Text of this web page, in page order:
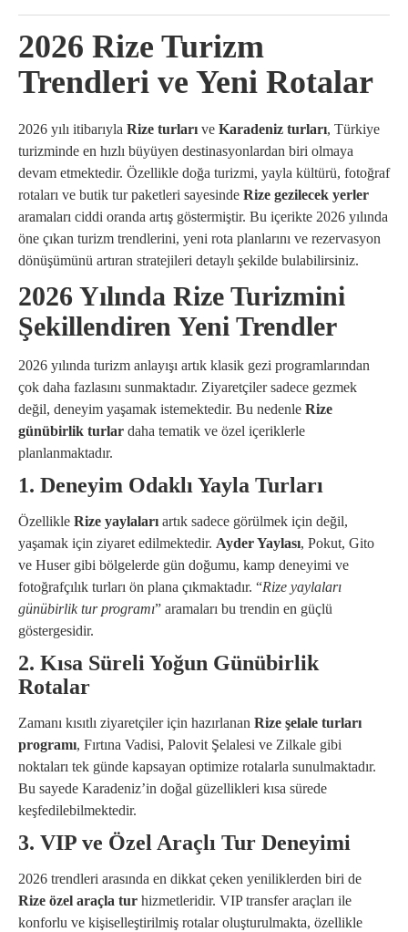
2026 Rize Turizm
Trendleri ve Yeni Rotalar
2026 yılı itibarıyla Rize turları ve Karadeniz turları, Türkiye
turizminde en hızlı büyüyen destinasyonlardan biri olmaya
devam etmektedir. Özellikle doğa turizmi, yayla kültürü, fotoğraf
rotaları ve butik tur paketleri sayesinde Rize gezilecek yerler
aramaları ciddi oranda artış göstermiştir. Bu içerikte 2026 yılında
öne çıkan turizm trendlerini, yeni rota planlarını ve rezervasyon
dönüşümünü artıran stratejileri detaylı şekilde bulabilirsiniz.
2026 Yılında Rize Turizmini
Şekillendiren Yeni Trendler
2026 yılında turizm anlayışı artık klasik gezi programlarından
çok daha fazlasını sunmaktadır. Ziyaretçiler sadece gezmek
değil, deneyim yaşamak istemektedir. Bu nedenle Rize
günübirlik turlar daha tematik ve özel içeriklerle
planlanmaktadır.
1. Deneyim Odaklı Yayla Turları
Özellikle Rize yaylaları artık sadece görülmek için değil,
yaşamak için ziyaret edilmektedir. Ayder Yaylası, Pokut, Gito
ve Huser gibi bölgelerde gün doğumu, kamp deneyimi ve
fotoğrafçılık turları ön plana çıkmaktadır. “Rize yaylaları
günübirlik tur programı” aramaları bu trendin en güçlü
göstergesidir.
2. Kısa Süreli Yoğun Günübirlik
Rotalar
Zamanı kısıtlı ziyaretçiler için hazırlanan Rize şelale turları
programı, Fırtına Vadisi, Palovit Şelalesi ve Zilkale gibi
noktaları tek günde kapsayan optimize rotalarla sunulmaktadır.
Bu sayede Karadeniz’in doğal güzellikleri kısa sürede
keşfedilebilmektedir.
3. VIP ve Özel Araçlı Tur Deneyimi
2026 trendleri arasında en dikkat çeken yeniliklerden biri de
Rize özel araçla tur hizmetleridir. VIP transfer araçları ile
konforlu ve kişiselleştirilmiş rotalar oluşturulmakta, özellikle